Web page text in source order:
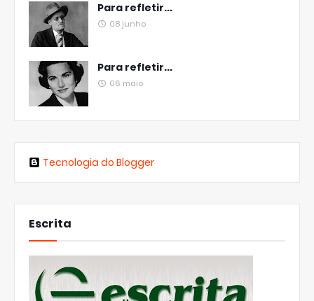
Para refletir...
08 junho
Para refletir...
06 maio
Tecnologia do Blogger
Escrita